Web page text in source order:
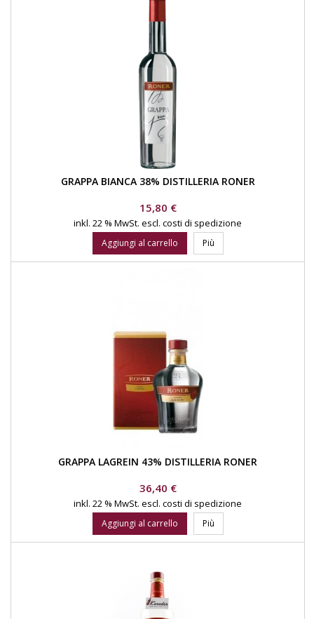
GRAPPA BIANCA 38% DISTILLERIA RONER
Prezzo
15,80 €
inkl. 22 % MwSt. escl. costi di spedizione
Aggiungi al carrello Più
GRAPPA LAGREIN 43% DISTILLERIA RONER
Prezzo
36,40 €
inkl. 22 % MwSt. escl. costi di spedizione
Aggiungi al carrello Più